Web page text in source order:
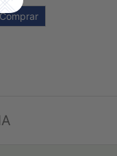
Comprar